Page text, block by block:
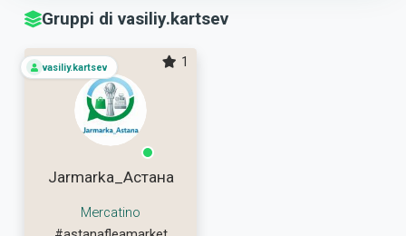
Gruppi di vasiliy.kartsev
vasiliy.kartsev 1
Jarmarka_Астана
Mercatino